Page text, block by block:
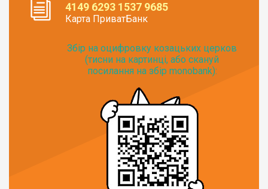
4149 6293 1537 9685
Карта ПриватБанк
Збір на оцифровку козацьких церков
(тисни на картинці, або скануй
посилання на збір monobank):